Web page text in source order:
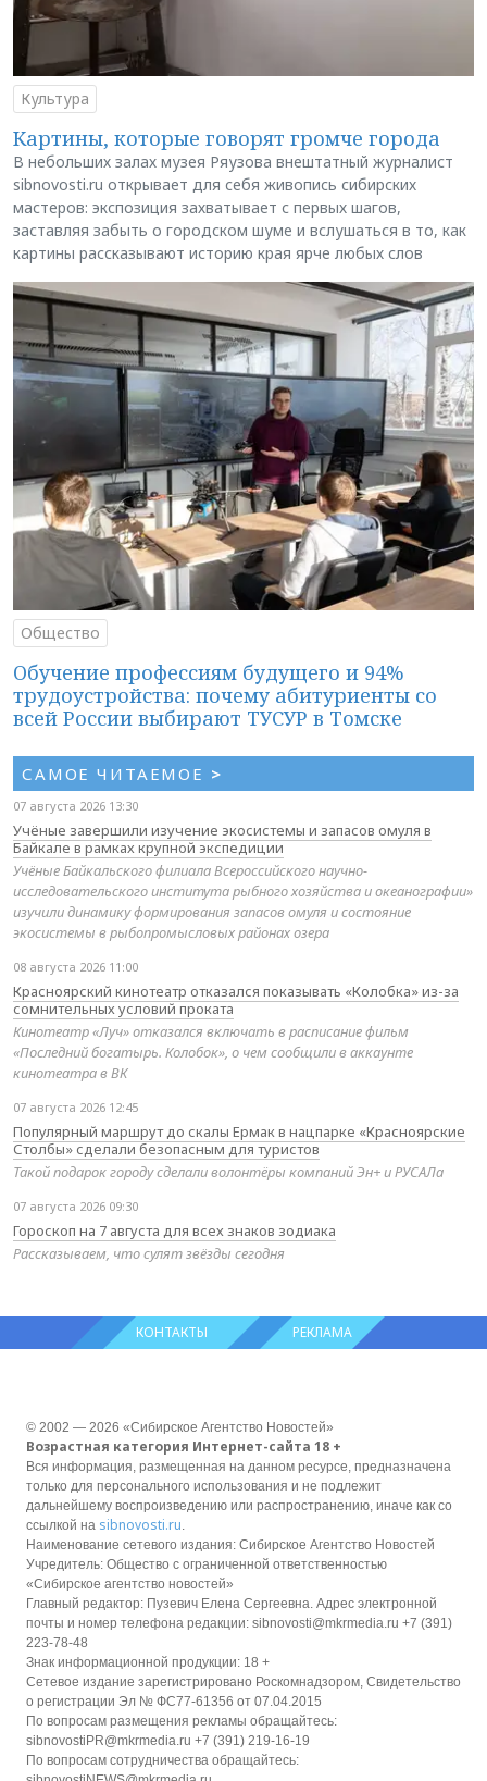
Культура
Картины, которые говорят громче города
В небольших залах музея Ряузова внештатный журналист
sibnovosti.ru открывает для себя живопись сибирских
мастеров: экспозиция захватывает с первых шагов,
заставляя забыть о городском шуме и вслушаться в то, как
картины рассказывают историю края ярче любых слов
Общество
Обучение профессиям будущего и 94%
трудоустройства: почему абитуриенты со
всей России выбирают ТУСУР в Томске
САМОЕ ЧИТАЕМОЕ >
07 августа 2026 13:30
Учёные завершили изучение экосистемы и запасов омуля в
Байкале в рамках крупной экспедиции
Учёные Байкальского филиала Всероссийского научно-
исследовательского института рыбного хозяйства и океанографии»
изучили динамику формирования запасов омуля и состояние
экосистемы в рыбопромысловых районах озера
08 августа 2026 11:00
Красноярский кинотеатр отказался показывать «Колобка» из-за
сомнительных условий проката
Кинотеатр «Луч» отказался включать в расписание фильм
«Последний богатырь. Колобок», о чем сообщили в аккаунте
кинотеатра в ВК
07 августа 2026 12:45
Популярный маршрут до скалы Ермак в нацпарке «Красноярские
Столбы» сделали безопасным для туристов
Такой подарок городу сделали волонтёры компаний Эн+ и РУСАЛа
07 августа 2026 09:30
Гороскоп на 7 августа для всех знаков зодиака
Рассказываем, что сулят звёзды сегодня
КОНТАКТЫ РЕКЛАМА
© 2002 — 2026 «Сибирское Агентство Новостей»
Возрастная категория Интернет-сайта 18 +
Вся информация, размещенная на данном ресурсе, предназначена
только для персонального использования и не подлежит
дальнейшему воспроизведению или распространению, иначе как со
ссылкой на sibnovosti.ru
Наименование сетевого издания: Сибирское Агентство Новостей
Учредитель: Общество с ограниченной ответственностью
«Сибирское агентство новостей»
Главный редактор: Пузевич Елена Сергеевна. Адрес электронной
почты и номер телефона редакции: sibnovosti@mkrmedia.ru +7 (391)
223-78-48
Знак информационной продукции: 18 +
Сетевое издание зарегистрировано Роскомнадзором, Свидетельство
о регистрации Эл № ФС77-61356 от 07.04.2015
По вопросам размещения рекламы обращайтесь:
sibnovostiPR@mkrmedia.ru +7 (391) 219-16-19
По вопросам сотрудничества обращайтесь: